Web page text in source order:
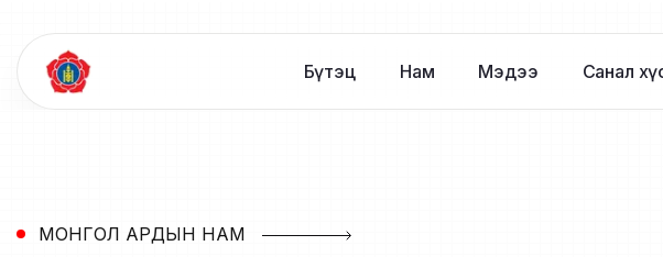
Бүтэц Нам Мэдээ Санал
МОНГОЛ АРДЫН НАМ